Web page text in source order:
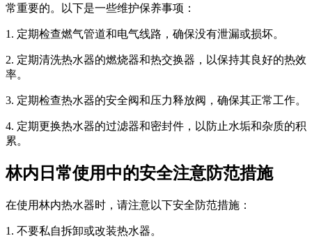
常重要的。以下是一些维护保养事项：
1. 定期检查燃气管道和电气线路，确保没有泄漏或损坏。
2. 定期清洗热水器的燃烧器和热交换器，以保持其良好的热效
率。
3. 定期检查热水器的安全阀和压力释放阀，确保其正常工作。
4. 定期更换热水器的过滤器和密封件，以防止水垢和杂质的积
累。
林内日常使用中的安全注意防范措施
在使用林内热水器时，请注意以下安全防范措施：
1. 不要私自拆卸或改装热水器。